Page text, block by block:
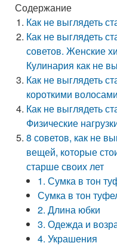
Содержание
Как не выглядеть
Как не выглядеть
советов. Женские
Кулинария как не
Как не выглядеть
короткими
Как не выглядеть
Физические
8 советов, как не
вещей, которые
старше своих лет
1. Сумка в тон
Сумка в тон
2. Длина юбки
3. Одежда и
4. Украшения